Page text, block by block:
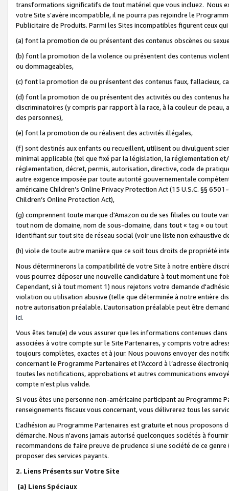
transformations significatifs de tout matériel que vous incluez. Nous
votre Site s'avère incompatible, il ne pourra pas rejoindre le
Publicitaire de Produits. Parmi les Sites incompatibles figurent ceux
(a) font la promotion de ou présentent des contenus obscènes ou
(b) font la promotion de la violence ou présentent des contenus
ou dommageables,
(c) font la promotion de ou présentent des contenus faux, fallacieux,
(d) font la promotion de ou présentent des activités ou des contenus
discriminatoires (y compris par rapport à la race, à la couleur de
des personnes),
(e) font la promotion de ou réalisent des activités illégales,
(f) sont destinés aux enfants ou recueillent, utilisent ou divulguent
minimal applicable (tel que fixé par la législation, la réglementation
réglementation, décret, permis, autorisation, directive, code de
autre exigence imposée par toute autorité gouvernementale
américaine Children’s Online Privacy Protection Act (15 U.S.C. §§
Children’s Online Protection Act),
(g) comprennent toute marque d'Amazon ou de ses filiales ou toute
tout nom de domaine, nom de sous-domaine, dans tout « tag » ou
identifiant sur tout site de réseau social (voir une liste non exhaustive
(h) viole de toute autre manière que ce soit tous droits de propriété
Nous déterminerons la compatibilité de votre Site à notre entière
vous pourrez déposer une nouvelle candidature à tout moment une
Cependant, si à tout moment 1) nous rejetons votre demande
violation ou utilisation abusive (telle que déterminée à notre entière
notre autorisation préalable. L'autorisation préalable peut être
ici.
Vous êtes tenu(e) de vous assurer que les informations contenues
associées à votre compte sur le Site Partenaires, y compris votre
toujours complètes, exactes et à jour. Nous pouvons envoyer des
concernant le Programme Partenaires et l'Accord à l’adresse
toutes les notifications, approbations et autres communications
compte n’est plus valide.
Si vous êtes une personne non-américaine participant au
renseignements fiscaux vous concernant, vous délivrerez tous les
L'adhésion au Programme Partenaires est gratuite et nous proposons
démarche. Nous n'avons jamais autorisé quelconques sociétés à
recommandons de faire preuve de prudence si une société de ce
proposer des services payants.
2. Liens Présents sur Votre Site
(a) Liens Spéciaux